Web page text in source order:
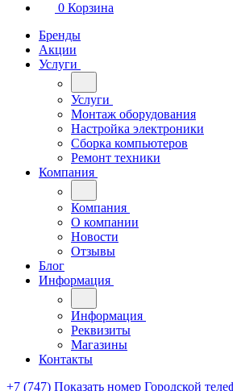
0 Корзина
Бренды
Акции
Услуги
Услуги
Монтаж оборудования
Настройка электроники
Сборка компьютеров
Ремонт техники
Компания
Компания
О компании
Новости
Отзывы
Блог
Информация
Информация
Реквизиты
Магазины
Контакты
+7 (747) Показать номер Городской